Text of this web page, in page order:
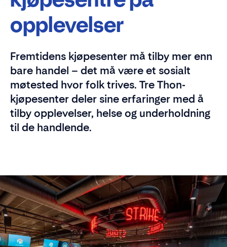
opplevelser
Fremtidens kjøpesenter må tilby mer enn
bare handel – det må være et sosialt
møtested hvor folk trives. Tre Thon-
kjøpesenter deler sine erfaringer med å
tilby opplevelser, helse og underholdning
til de handlende.